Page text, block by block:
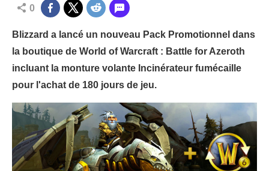
0
Blizzard a lancé un nouveau Pack Promotionnel dans
la boutique de World of Warcraft : Battle for Azeroth
incluant la monture volante Incinérateur fumécaille
pour l'achat de 180 jours de jeu.